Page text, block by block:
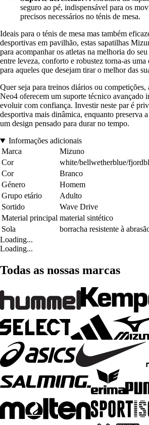
seguro ao pé, indispensável para os
precisos necessários no ténis de mesa.
Ideais para o ténis de mesa mas também
desportivas em pavilhão, estas sapatilhas
para acompanhar os atletas na melhoria do
entre leveza, conforto e robustez torna-as
para aqueles que desejam tirar o melhor das
Quer seja para treinos diários ou
Neo4 oferecem um suporte técnico avançado
evoluir com confiança. Investir neste par é
desportiva mais dinâmica, enquanto preserva a
um design pensado para durar no tempo.
Informações adicionais
Marca
Mizuno
Cor
white/bellwetherblue/
Cor
Branco
Género
Homem
Grupo etário
Adulto
Sortido
Wave Drive
Material principal material sintético
Sola
borracha resistente à
Loading...
Loading...
Todas as nossas marcas